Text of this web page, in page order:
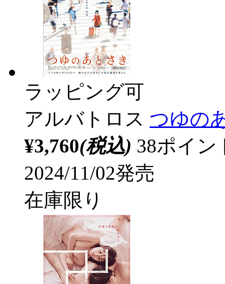
ラッピング可
アルバトロス つゆの
¥3,760(税込) 38ポイ
2024/11/02発売
在庫限り